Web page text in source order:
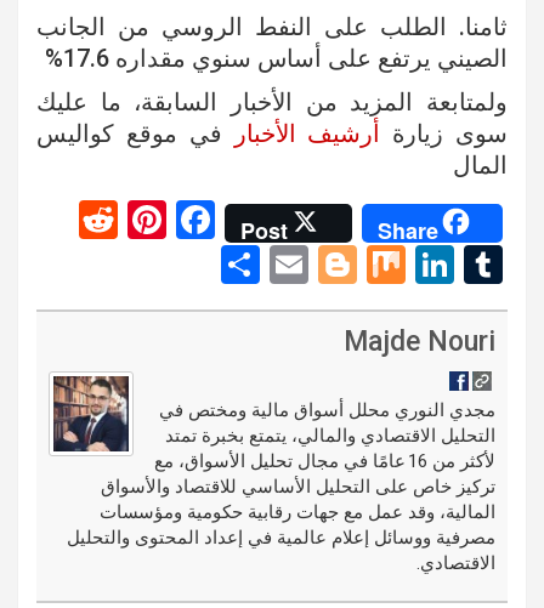
ثامنا. الطلب على النفط الروسي من الجانب
الصيني يرتفع على أساس سنوي مقداره 17.6%
ولمتابعة المزيد من الأخبار السابقة، ما عليك
سوى زيارة أرشيف الأخبار
في موقع كواليس
المال
Share
Post
F
ce
o
k
Pi
er
t
d
t
T
u
m
bl
r
Li
n
ke
n
M
ix
Bl
o
er
E
m
h
Majde Nouri
مجدي النوري محلل أسواق مالية ومختص في
التحليل الاقتصادي والمالي، يتمتع بخبرة تمتد
لأكثر من 16 عامًا في مجال تحليل الأسواق، مع
تركيز خاص على التحليل الأساسي للاقتصاد والأسواق
المالية، وقد عمل مع جهات رقابية حكومية ومؤسسات
مصرفية ووسائل إعلام عالمية في إعداد المحتوى والتحليل
الاقتصادي.